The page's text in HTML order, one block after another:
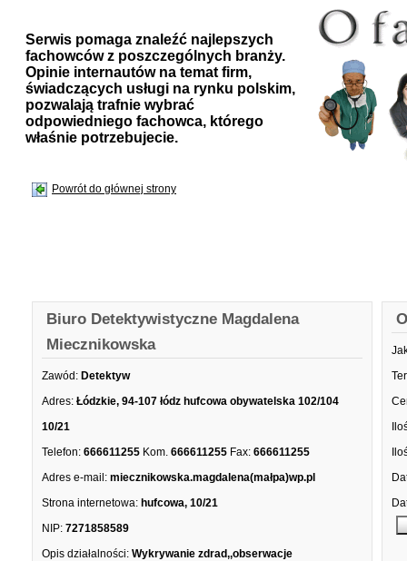
Serwis pomaga znaleźć najlepszych
fachowców z poszczególnych branży.
Opinie internautów na temat firm,
świadczących usługi na rynku polskim,
pozwalają trafnie wybrać
odpowiedniego fachowca, którego
właśnie potrzebujecie.
Powrót do głównej strony
Biuro Detektywistyczne Magdalena
Miecznikowska
Zawód: Detektyw
Adres: Łódzkie, 94-107 łódz hufcowa obywatelska 102/104
10/21
Telefon: 666611255 Kom. 666611255 Fax: 666611255
Adres e-mail: miecznikowska.magdalena(małpa)wp.pl
Strona internetowa: hufcowa, 10/21
NIP: 7271858589
Opis działalności: Wykrywanie zdrad,,obserwacje